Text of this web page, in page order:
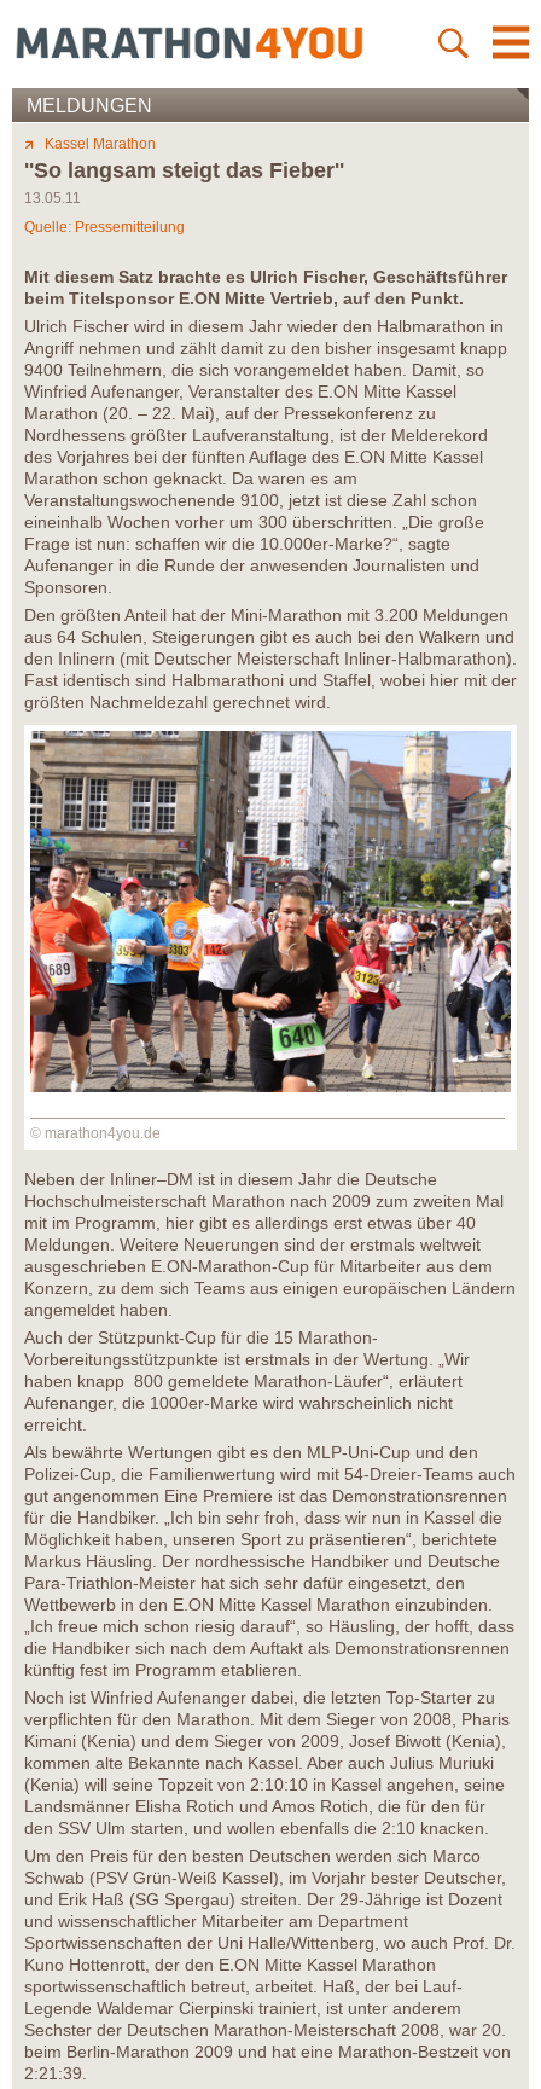
MELDUNGEN
Kassel Marathon
''So langsam steigt das Fieber''
13.05.11
Quelle: Pressemitteilung
Mit diesem Satz brachte es Ulrich Fischer, Geschäftsführer
beim Titelsponsor E.ON Mitte Vertrieb, auf den Punkt.
Ulrich Fischer wird in diesem Jahr wieder den Halbmarathon in
Angriff nehmen und zählt damit zu den bisher insgesamt knapp
9400 Teilnehmern, die sich vorangemeldet haben. Damit, so
Winfried Aufenanger, Veranstalter des E.ON Mitte Kassel
Marathon (20. – 22. Mai), auf der Pressekonferenz zu
Nordhessens größter Laufveranstaltung, ist der Melderekord
des Vorjahres bei der fünften Auflage des E.ON Mitte Kassel
Marathon schon geknackt. Da waren es am
Veranstaltungswochenende 9100, jetzt ist diese Zahl schon
eineinhalb Wochen vorher um 300 überschritten. „Die große
Frage ist nun: schaffen wir die 10.000er-Marke?“, sagte
Aufenanger in die Runde der anwesenden Journalisten und
Sponsoren.
Den größten Anteil hat der Mini-Marathon mit 3.200 Meldungen
aus 64 Schulen, Steigerungen gibt es auch bei den Walkern und
den Inlinern (mit Deutscher Meisterschaft Inliner-Halbmarathon).
Fast identisch sind Halbmarathoni und Staffel, wobei hier mit der
größten Nachmeldezahl gerechnet wird.
© marathon4you.de
Neben der Inliner–DM ist in diesem Jahr die Deutsche
Hochschulmeisterschaft Marathon nach 2009 zum zweiten Mal
mit im Programm, hier gibt es allerdings erst etwas über 40
Meldungen. Weitere Neuerungen sind der erstmals weltweit
ausgeschrieben E.ON-Marathon-Cup für Mitarbeiter aus dem
Konzern, zu dem sich Teams aus einigen europäischen Ländern
angemeldet haben.
Auch der Stützpunkt-Cup für die 15 Marathon-
Vorbereitungsstützpunkte ist erstmals in der Wertung. „Wir
haben knapp 800 gemeldete Marathon-Läufer“, erläutert
Aufenanger, die 1000er-Marke wird wahrscheinlich nicht
erreicht.
Als bewährte Wertungen gibt es den MLP-Uni-Cup und den
Polizei-Cup, die Familienwertung wird mit 54-Dreier-Teams auch
gut angenommen Eine Premiere ist das Demonstrationsrennen
für die Handbiker. „Ich bin sehr froh, dass wir nun in Kassel die
Möglichkeit haben, unseren Sport zu präsentieren“, berichtete
Markus Häusling. Der nordhessische Handbiker und Deutsche
Para-Triathlon-Meister hat sich sehr dafür eingesetzt, den
Wettbewerb in den E.ON Mitte Kassel Marathon einzubinden.
„Ich freue mich schon riesig darauf“, so Häusling, der hofft, dass
die Handbiker sich nach dem Auftakt als Demonstrationsrennen
künftig fest im Programm etablieren.
Noch ist Winfried Aufenanger dabei, die letzten Top-Starter zu
verpflichten für den Marathon. Mit dem Sieger von 2008, Pharis
Kimani (Kenia) und dem Sieger von 2009, Josef Biwott (Kenia),
kommen alte Bekannte nach Kassel. Aber auch Julius Muriuki
(Kenia) will seine Topzeit von 2:10:10 in Kassel angehen, seine
Landsmänner Elisha Rotich und Amos Rotich, die für den für
den SSV Ulm starten, und wollen ebenfalls die 2:10 knacken.
Um den Preis für den besten Deutschen werden sich Marco
Schwab (PSV Grün-Weiß Kassel), im Vorjahr bester Deutscher,
und Erik Haß (SG Spergau) streiten. Der 29-Jährige ist Dozent
und wissenschaftlicher Mitarbeiter am Department
Sportwissenschaften der Uni Halle/Wittenberg, wo auch Prof. Dr.
Kuno Hottenrott, der den E.ON Mitte Kassel Marathon
sportwissenschaftlich betreut, arbeitet. Haß, der bei Lauf-
Legende Waldemar Cierpinski trainiert, ist unter anderem
Sechster der Deutschen Marathon-Meisterschaft 2008, war 20.
beim Berlin-Marathon 2009 und hat eine Marathon-Bestzeit von
2:21:39.